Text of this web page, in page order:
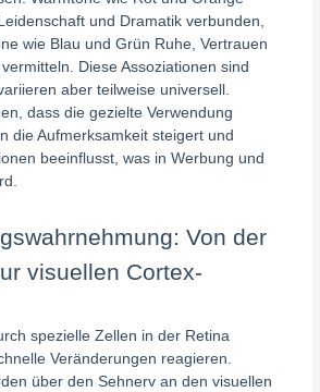
und Dramatik verbunden,
wie Blau und Grün Ruhe, Vertrauen
Diese Assoziationen sind
aber teilweise universell.
dass die gezielte Verwendung
die Aufmerksamkeit steigert und
beeinflusst, was in Werbung und
Von der
visuellen Cortex-
spezielle Zellen in der Retina
Veränderungen reagieren.
über den Sehnerv an den visuellen